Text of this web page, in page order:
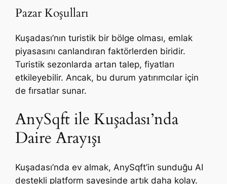
Pazar Koşulları
Kuşadası’nın turistik bir bölge olması, emlak
piyasasını canlandıran faktörlerden biridir.
Turistik sezonlarda artan talep, fiyatları
etkileyebilir. Ancak, bu durum yatırımcılar için
de fırsatlar sunar.
AnySqft ile Kuşadası’nda
Daire Arayışı
Kuşadası’nda ev almak, AnySqft’in sunduğu AI
destekli platform sayesinde artık daha kolay.